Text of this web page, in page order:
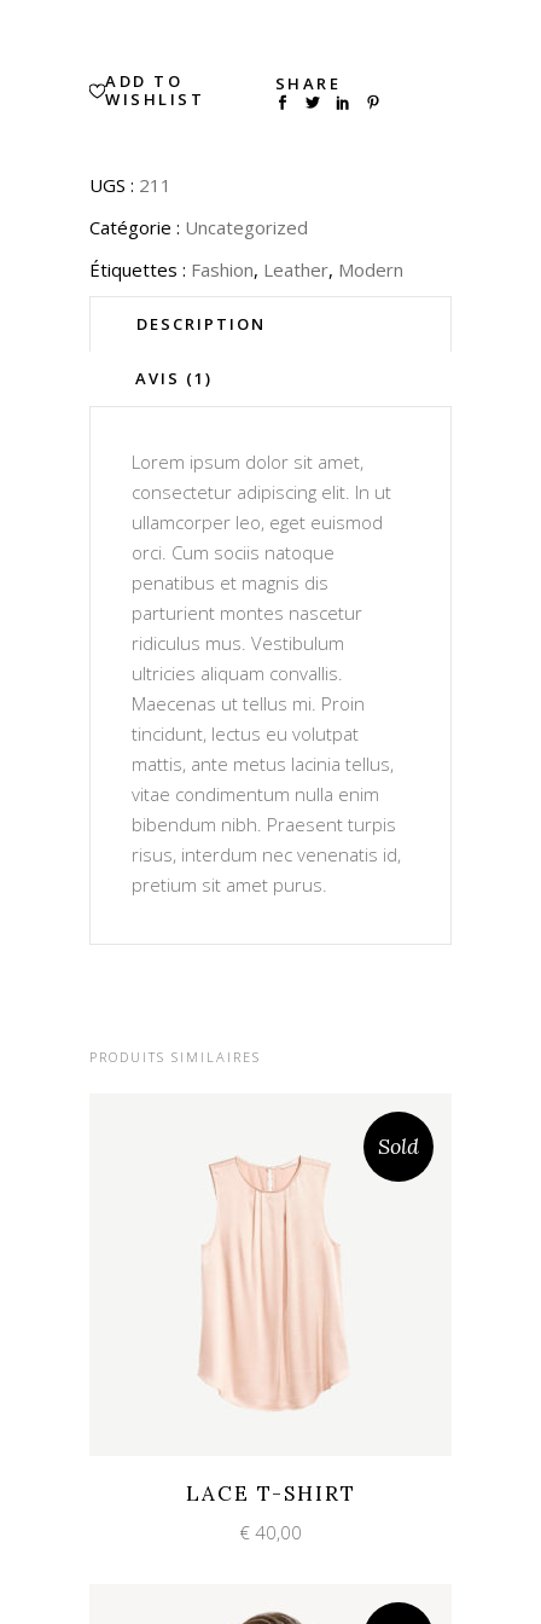
ADD TO
WISHLIST
SHARE
UGS : 211
Catégorie : Uncategorized
Étiquettes : Fashion, Leather, Modern
DESCRIPTION
AVIS (1)
Lorem ipsum dolor sit amet,
consectetur adipiscing elit. In ut
ullamcorper leo, eget euismod
orci. Cum sociis natoque
penatibus et magnis dis
parturient montes nascetur
ridiculus mus. Vestibulum
ultricies aliquam convallis.
Maecenas ut tellus mi. Proin
tincidunt, lectus eu volutpat
mattis, ante metus lacinia tellus,
vitae condimentum nulla enim
bibendum nibh. Praesent turpis
risus, interdum nec venenatis id,
pretium sit amet purus.
PRODUITS SIMILAIRES
Sold
LACE T-SHIRT
€ 40,00